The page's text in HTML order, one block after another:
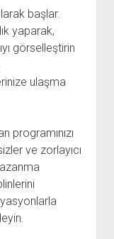
başlar.
yaparak,
görselleştirin
ulaşma
programınızı
ve zorlayıcı